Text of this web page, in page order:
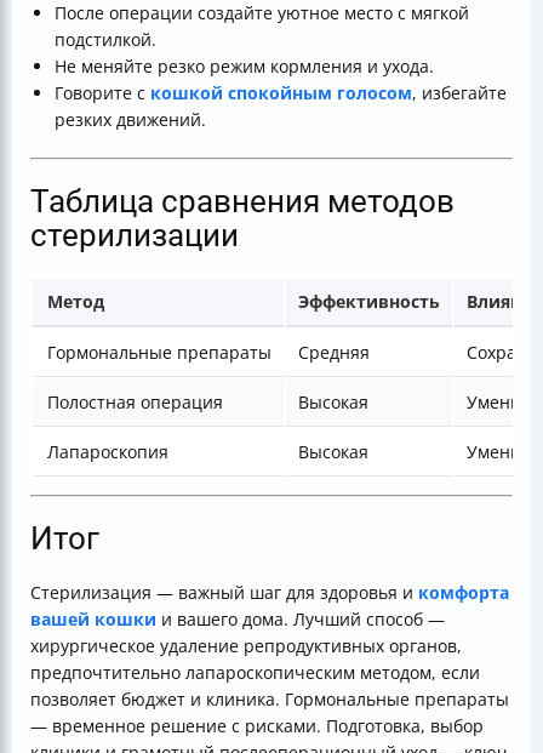
После операции создайте уютное место с мягкой
подстилкой.
Не меняйте резко режим кормления и ухода.
Говорите с кошкой спокойным голосом, избегайте
резких движений.
Таблица сравнения методов
стерилизации
Метод Эффективность
Гормональные препараты Средняя
Полостная операция Высокая
Лапароскопия Высокая
Итог
Стерилизация — важный шаг для здоровья и комфорта
вашей кошки и вашего дома. Лучший способ —
хирургическое удаление репродуктивных органов,
предпочтительно лапароскопическим методом, если
позволяет бюджет и клиника. Гормональные препараты
— временное решение с рисками. Подготовка, выбор